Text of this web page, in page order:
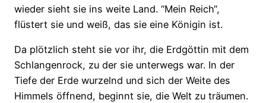
wieder sieht sie ins weite Land. “Mein Reich“,
flüstert sie und weiß, das sie eine Königin ist.
Da plötzlich steht sie vor ihr, die Erdgöttin mit dem
Schlangenrock, zu der sie unterwegs war. In der
Tiefe der Erde wurzelnd und sich der Weite des
Himmels öffnend, beginnt sie, die Welt zu träumen.